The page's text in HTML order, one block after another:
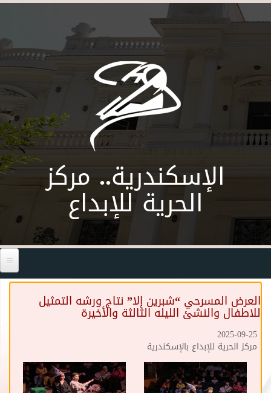
Skip to main content
الإسكندرية.. مركز
الحرية للإبداع
العرض المسرحي “شبرين إلا” نتاج ورشه التمثيل
للاطفال والنشئ الليله الثالثة والأخيرة
2025-09-25
مركز الحرية للإبداع بالإسكندرية